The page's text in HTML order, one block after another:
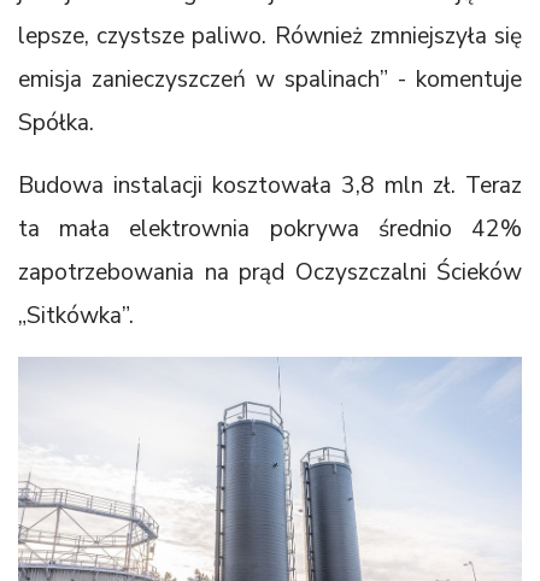
lepsze, czystsze paliwo. Również zmniejszyła się
emisja zanieczyszczeń w spalinach” - komentuje
Spółka.
Budowa instalacji kosztowała 3,8 mln zł. Teraz
ta mała elektrownia pokrywa średnio 42%
zapotrzebowania na prąd Oczyszczalni Ścieków
„Sitkówka”.